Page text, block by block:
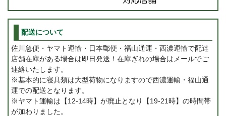
配送について
佐川急便・ヤマト運輸・日本郵便・福山通運・西濃運輸で配達
店舗在庫がある場合は即日発送！在庫ぎれの場合はメールでご
連絡いたします。
※基本的に寝具類は大型荷物になりますので西濃運輸・福山通
運での配送となります。
※ヤマト運輸は【12-14時】が廃止となり【19-21時】の時間帯
が加わりました。